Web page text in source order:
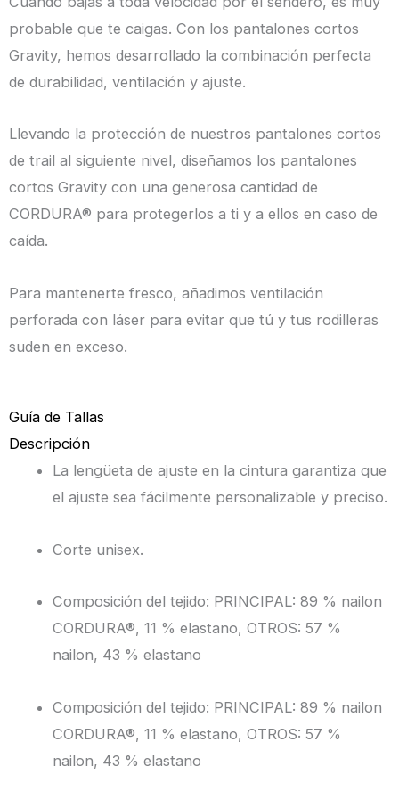
probable que te caigas. Con los pantalones cortos
Gravity, hemos desarrollado la combinación perfecta
de durabilidad, ventilación y ajuste.
Llevando la protección de nuestros pantalones cortos
de trail al siguiente nivel, diseñamos los pantalones
cortos Gravity con una generosa cantidad de
CORDURA® para protegerlos a ti y a ellos en caso de
caída.
Para mantenerte fresco, añadimos ventilación
perforada con láser para evitar que tú y tus rodilleras
suden en exceso.
Guía de Tallas
Descripción
La lengüeta de ajuste en la cintura garantiza que
el ajuste sea fácilmente personalizable y preciso.
Corte unisex.
Composición del tejido: PRINCIPAL: 89 % nailon
CORDURA®, 11 % elastano, OTROS: 57 %
nailon, 43 % elastano
Composición del tejido: PRINCIPAL: 89 % nailon
CORDURA®, 11 % elastano, OTROS: 57 %
nailon, 43 % elastano